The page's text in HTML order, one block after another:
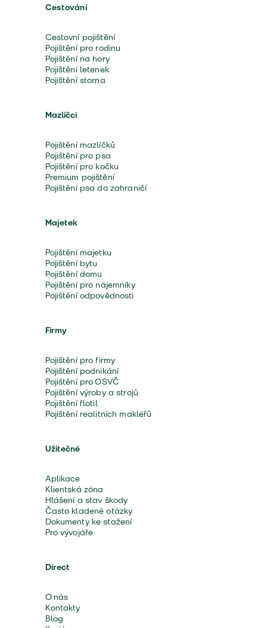
Cestování
Cestovní pojištění
Pojištění pro rodinu
Pojištění na hory
Pojištění letenek
Pojištění storna
Mazlíčci
Pojištění mazlíčků
Pojištění pro psa
Pojištění pro kočku
Premium pojištění
Pojištění psa do zahraničí
Majetek
Pojištění majetku
Pojištění bytu
Pojištění domu
Pojištění pro nájemníky
Pojištění odpovědnosti
Firmy
Pojištění pro firmy
Pojištění podnikání
Pojištění pro OSVČ
Pojištění výroby a strojů
Pojištění flotil
Pojištění realitních makléřů
Užitečné
Aplikace
Klientská zóna
Hlášení a stav škody
Často kladené otázky
Dokumenty ke stažení
Pro vývojáře
Direct
O nás
Kontakty
Blog